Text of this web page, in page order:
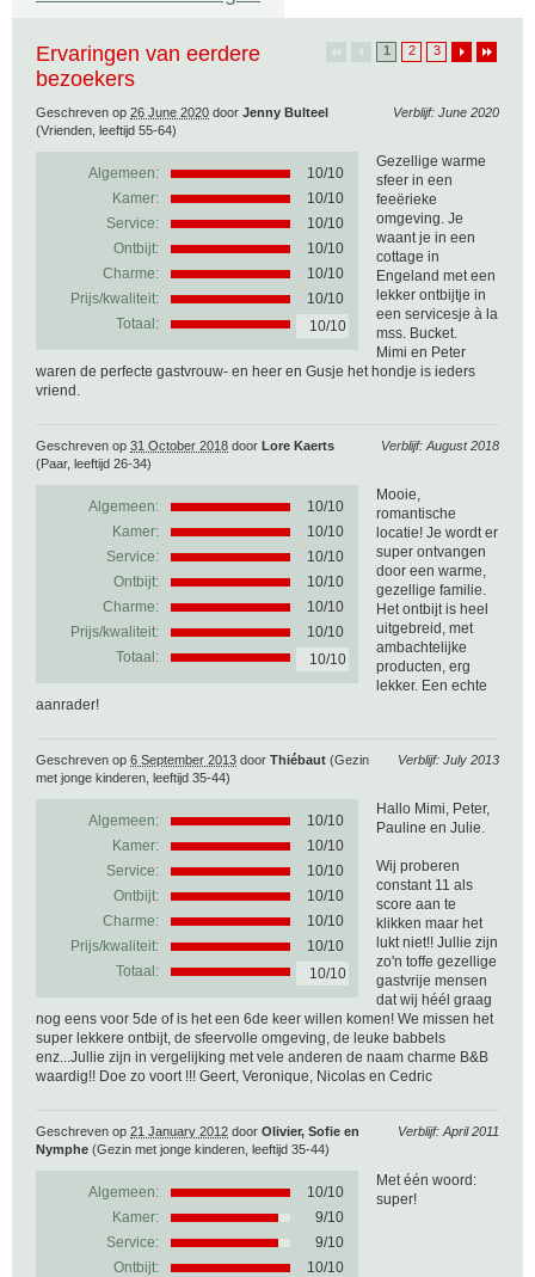
1 2 3
Ervaringen van eerdere
bezoekers
Verblijf: June 2020
Geschreven op 26 June 2020 door Jenny Bulteel
(Vrienden, leeftijd 55-64)
Algemeen: 10/10
Kamer:
10/10
Service:
10/10
Ontbijt:
10/10
Charme:
10/10
Prijs/kwaliteit:
10/10
Totaal:
10/10
Gezellige warme
sfeer in een
feeërieke
omgeving. Je
waant je in een
cottage in
Engeland met een
lekker ontbijtje in
een servicesje à la
mss. Bucket.
Mimi en Peter
waren de perfecte gastvrouw- en heer en Gusje het hondje is ieders
vriend.
Verblijf: August 2018
Geschreven op 31 October 2018 door Lore Kaerts
(Paar, leeftijd 26-34)
Algemeen: 10/10
Kamer:
10/10
Service:
10/10
Ontbijt:
10/10
Charme:
10/10
Prijs/kwaliteit:
10/10
Totaal:
10/10
Mooie,
romantische
locatie! Je wordt er
super ontvangen
door een warme,
gezellige familie.
Het ontbijt is heel
uitgebreid, met
ambachtelijke
producten, erg
lekker. Een echte
aanrader!
Verblijf: July 2013
Geschreven op 6 September 2013 door Thiébaut (Gezin
met jonge kinderen, leeftijd 35-44)
Algemeen: 10/10
Kamer:
10/10
Service:
10/10
Ontbijt:
10/10
Charme:
10/10
Prijs/kwaliteit:
10/10
Totaal:
10/10
Hallo Mimi, Peter,
Pauline en Julie.
Wij proberen
constant 11 als
score aan te
klikken maar het
lukt niet!! Jullie zijn
zo'n toffe gezellige
gastvrije mensen
dat wij héél graag
nog eens voor 5de of is het een 6de keer willen komen! We missen het
super lekkere ontbijt, de sfeervolle omgeving, de leuke babbels
enz...Jullie zijn in vergelijking met vele anderen de naam charme B&B
waardig!! Doe zo voort !!! Geert, Veronique, Nicolas en Cedric
Verblijf: April 2011
Geschreven op 21 January 2012 door Olivier, Sofie en
Nymphe (Gezin met jonge kinderen, leeftijd 35-44)
Algemeen: 10/10
Kamer:
9/10
Service:
9/10
Ontbijt:
10/10
Met één woord:
super!